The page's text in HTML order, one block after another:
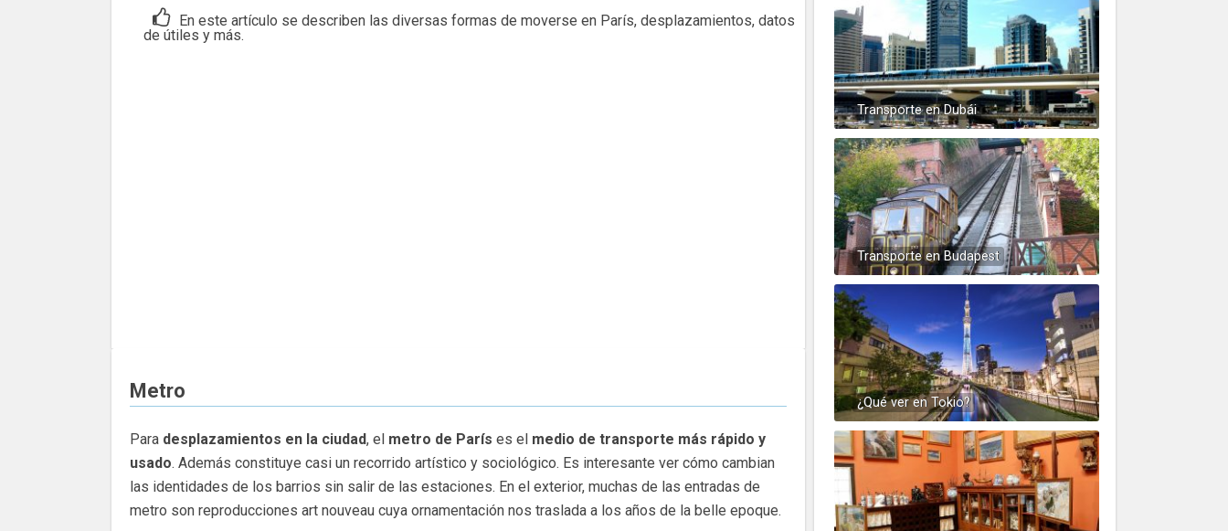
En este artículo se describen las diversas formas de moverse en París, desplazamientos, datos
de útiles y más.
Metro
Para desplazamientos en la ciudad, el metro de París es el medio de transporte más rápido y
usado. Además constituye casi un recorrido artístico y sociológico. Es interesante ver cómo cambian
las identidades de los barrios sin salir de las estaciones. En el exterior, muchas de las entradas de
metro son reproducciones art nouveau cuya ornamentación nos traslada a los años de la belle epoque.
Transporte en Dubái
Transporte en Budapest
¿Qué ver en Tokio?